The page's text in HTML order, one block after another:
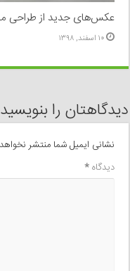
عکس‌های جدید از طراحی مشعل
۱۰ اسفند, ۱۳۹۸
دیدگاهتان را بنویسید
نشانی ایمیل شما منتشر
دیدگاه*